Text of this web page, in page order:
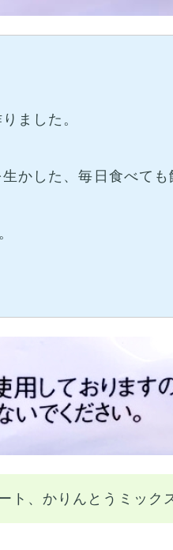
ました。
かした、毎日食べても
ト、かりんとうミック